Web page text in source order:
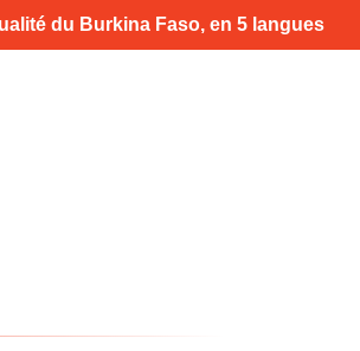
du Burkina Faso, en 5 langues